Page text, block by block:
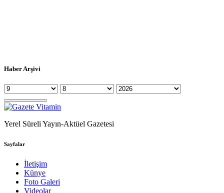
Haber Arşivi
Yerel Süreli Yayın-Aktüel Gazetesi
Sayfalar
İletişim
Künye
Foto Galeri
Videolar